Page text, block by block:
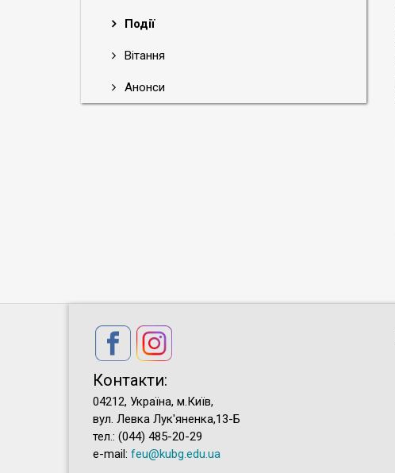
Події
Вітання
Анонси
Контакти:
04212, Україна, м.Київ,
вул. Левка Лук'яненка,13-Б
тел.: (044) 485-20-29
e-mail: feu@kubg.edu.ua